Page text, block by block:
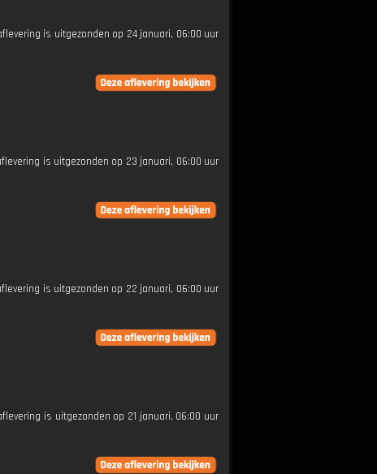
is uitgezonden op 24 januari, 06:00 uur
is uitgezonden op 23 januari, 06:00 uur
is uitgezonden op 22 januari, 06:00 uur
is uitgezonden op 21 januari, 06:00 uur